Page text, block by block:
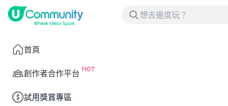
首頁
創作者合作平台
試用獎賞專區